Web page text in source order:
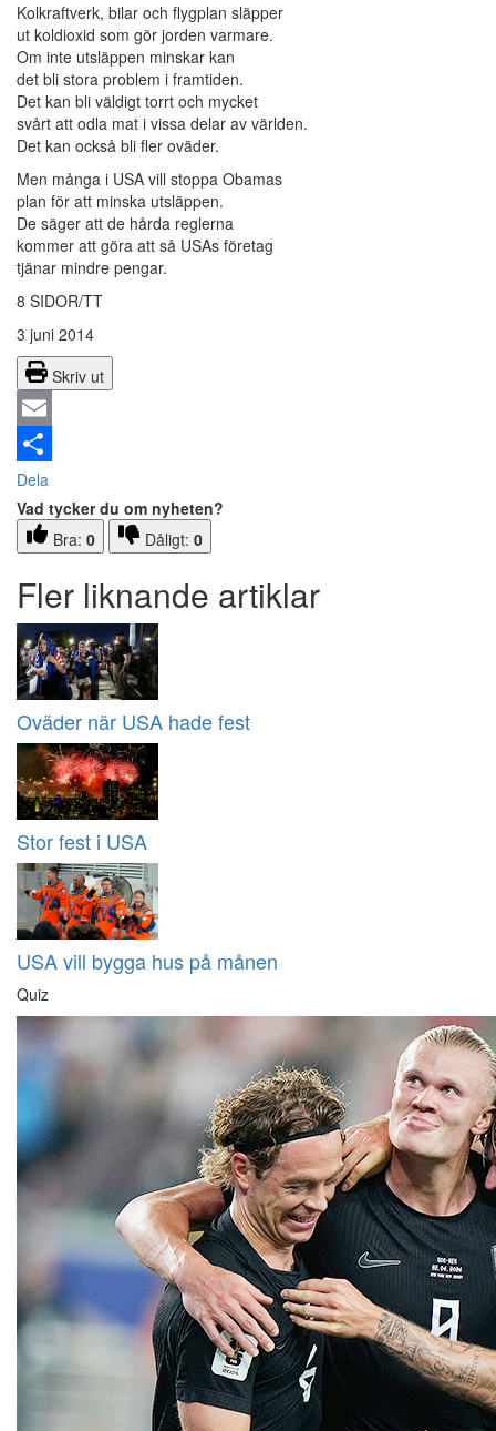
Kolkraftverk, bilar och flygplan släpper
ut koldioxid som gör jorden varmare.
Om inte utsläppen minskar kan
det bli stora problem i framtiden.
Det kan bli väldigt torrt och mycket
svårt att odla mat i vissa delar av världen.
Det kan också bli fler oväder.
Men många i USA vill stoppa Obamas
plan för att minska utsläppen.
De säger att de hårda reglerna
kommer att göra att så USAs företag
tjänar mindre pengar.
8 SIDOR/TT
3 juni 2014
Skriv ut
Email
Dela
Vad tycker du om nyheten?
Bra: 0 Dåligt: 0
Fler liknande artiklar
Oväder när USA hade fest
Stor fest i USA
USA vill bygga hus på månen
Quiz